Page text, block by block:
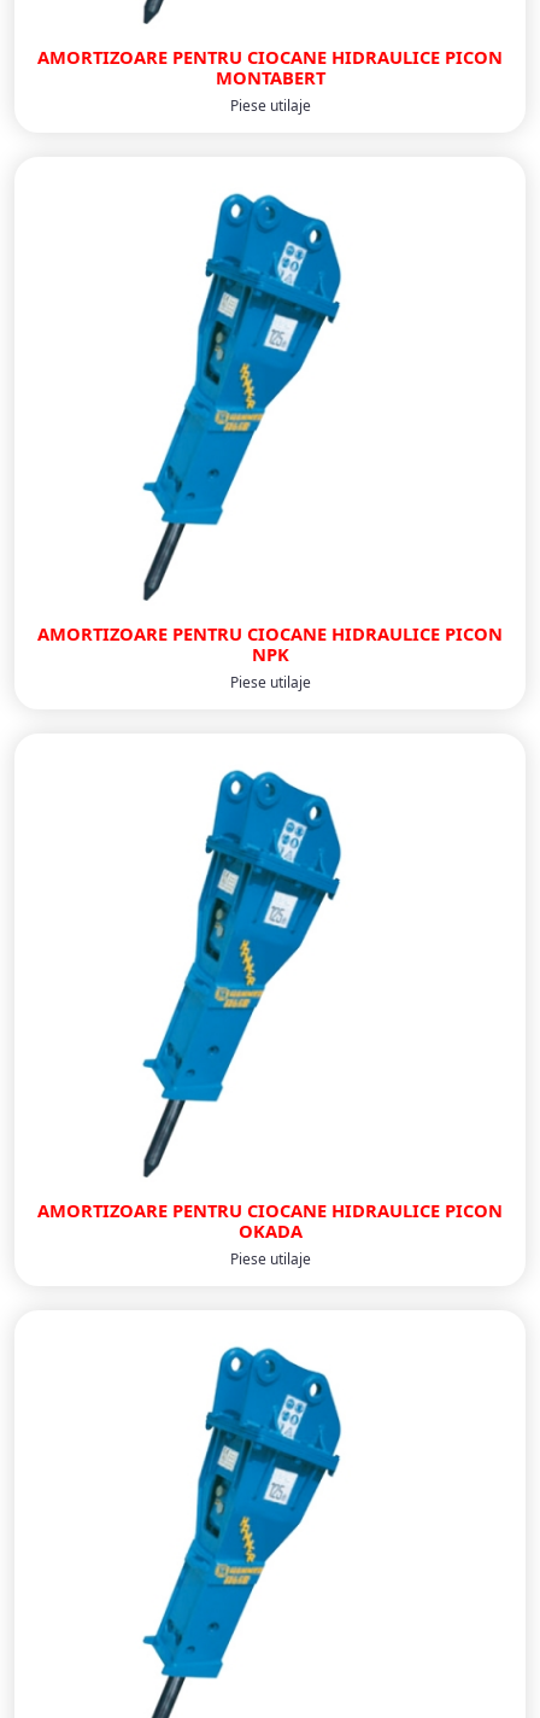
AMORTIZOARE PENTRU CIOCANE HIDRAULICE PICON
MONTABERT
Piese utilaje
AMORTIZOARE PENTRU CIOCANE HIDRAULICE PICON
NPK
Piese utilaje
AMORTIZOARE PENTRU CIOCANE HIDRAULICE PICON
OKADA
Piese utilaje